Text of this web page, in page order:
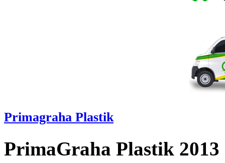
Primagraha Plastik
PrimaGraha Plastik 2013